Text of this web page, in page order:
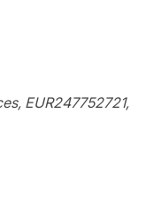
EUR247752721,